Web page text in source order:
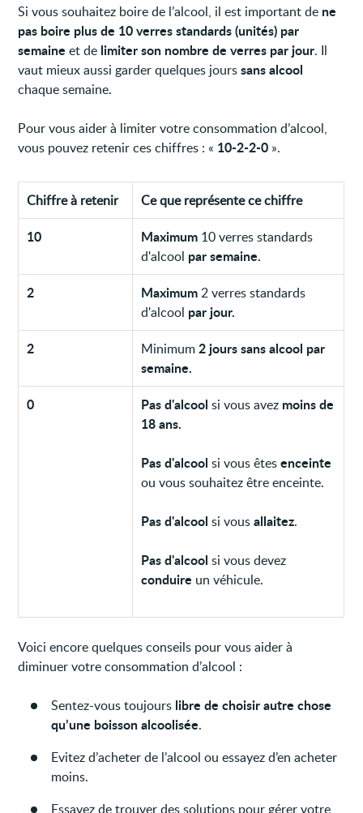
Si vous souhaitez boire de l’alcool, il est important de ne
pas boire plus de 10 verres standards (unités) par
semaine et de limiter son nombre de verres par jour. Il
vaut mieux aussi garder quelques jourssans alcool
chaque semaine.
Pour vous aider à limiter votre consommation d’alcool,
vous pouvez retenir ces chiffres : « 10-2-2-0 ».
Chiffre à retenir Ce que représente ce chiffre
10 Maximum 10 verres standards
d'alcool par semaine.
2
Maximum 2 verres standards
d'alcool par jour.
2
Minimum2 jours sans alcool par
semaine.
0
Pas d'alcoolsi vous avez moins de
18 ans.
Pas d'alcoolsi vous êtesenceinte
ou vous souhaitez être enceinte.
Pas d'alcoolsi vousallaitez.
Pas d'alcoolsi vous devez
conduire un véhicule.
Voici encore quelques conseils pour vous aider à
diminuer votre consommation d’alcool :
Sentez-vous toujours libre de choisir autre chose
qu’une boisson alcoolisée.
Evitez d’acheter de l’alcool ou essayez d’en acheter
moins.
Essayez de trouver des solutions pour gérer votre